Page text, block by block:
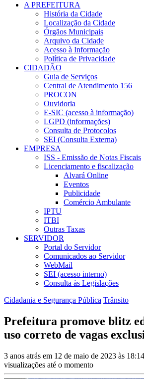
A PREFEITURA
História da Cidade
Localização da Cidade
Órgãos Municipais
Arquivo da Cidade
Acesso à Informação
Política de Privacidade
CIDADÃO
Guia de Serviços
Central de Atendimento 156
PROCON
Ouvidoria
E-SIC (acesso à informação)
LGPD (informações)
Consulta de Protocolos
SEI (Consulta Externa)
EMPRESA
ISS - Emissão de Notas Fiscais
Licenciamento e fiscalização
Alvará Online
Eventos
Publicidade
Comércio Ambulante
IPTU
ITBI
Outras Taxas
SERVIDOR
Portal do Servidor
Comunicados ao Servidor
WebMail
SEI (acesso interno)
Consulta às Legislações
Cidadania e Segurança Pública Trânsito
Prefeitura promove blitz
uso correto de vagas
3 anos atrás em 12 de maio de 2023 às
visualizações até o momento